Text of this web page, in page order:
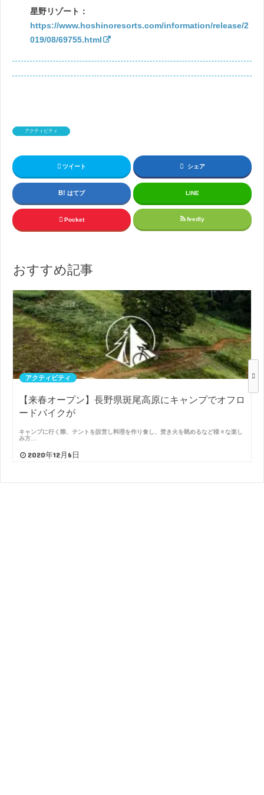
星野リゾート：
https://www.hoshinoresorts.com/information/release/2
019/08/69755.html
アクティビティ
ツイート シェア
はてブ LINE
Pocket feedly
おすすめ記事
アクティビティ
【来春オープン】長野県斑尾高原にキャンプでオフロ
ードバイクが
キャンプに行く際、テントを設営し料理を作り食し、焚き火を眺めるなど様々な楽し
み方…
2020年12月6日